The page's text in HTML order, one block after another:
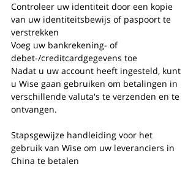
Controleer uw identiteit door een kopie
van uw identiteitsbewijs of paspoort te
verstrekken
Voeg uw bankrekening- of
debet-/creditcardgegevens toe
Nadat u uw account heeft ingesteld, kunt
u Wise gaan gebruiken om betalingen in
verschillende valuta's te verzenden en te
ontvangen.
Stapsgewijze handleiding voor het
gebruik van Wise om uw leveranciers in
China te betalen